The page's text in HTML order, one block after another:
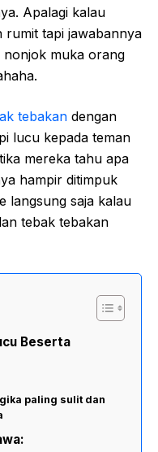
Apalagi kalau
rumit tapi jawabannya
nonjok muka orang
tebakan dengan
lucu kepada teman
mereka tahu apa
hampir ditimpuk
langsung saja kalau
tebak tebakan
Beserta
paling sulit dan